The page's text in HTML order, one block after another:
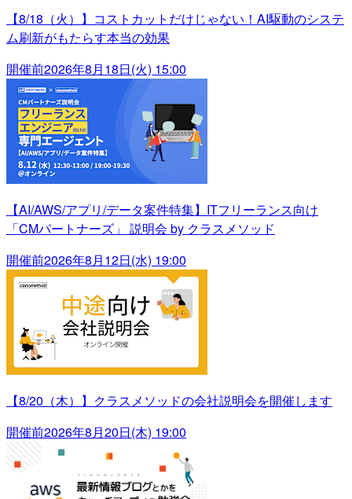
【8/18（火）】コストカットだけじゃない！AI駆動のシステ
ム刷新がもたらす本当の効果
開催前2026年8月18日(火) 15:00
【AI/AWS/アプリ/データ案件特集】ITフリーランス向け
「CMパートナーズ」 説明会 by クラスメソッド
開催前2026年8月12日(水) 19:00
【8/20（木）】クラスメソッドの会社説明会を開催します
開催前2026年8月20日(木) 19:00